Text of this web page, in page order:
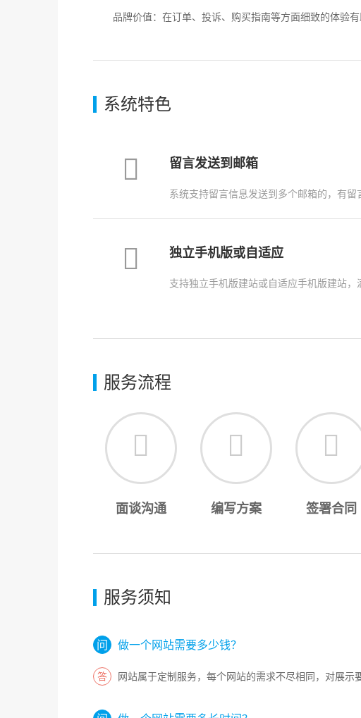
品牌价值：在订单、投诉、购买指南等方面细致的体验有
系统特色
留言发送到邮箱
系统支持留言信息发送到多个邮箱的，有留
独立手机版或自适应
支持独立手机版建站或自适应手机版建站，
服务流程
面谈沟通 编写方案 签署合同
服务须知
做一个网站需要多少钱？
网站属于定制服务，每个网站的需求不尽相同，对展示